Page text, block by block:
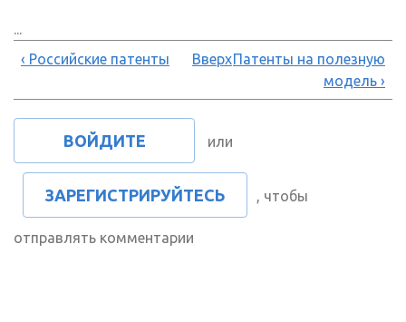
...
‹ Российские патенты
ВверхПатенты на полезную
модель ›
ВОЙДИТЕ или
ЗАРЕГИСТРИРУЙТЕСЬ , чтобы
отправлять комментарии